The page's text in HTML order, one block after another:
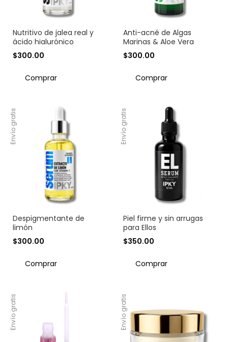
Nutritivo de jalea real y
ácido hialurónico
$300.00
Anti-acné de Algas
Marinas & Aloe Vera
$300.00
Envío gratis
Despigmentante de
limón
$300.00
Envío gratis
Piel firme y sin arrugas
para Ellos
$350.00
Envío gratis Envío gratis